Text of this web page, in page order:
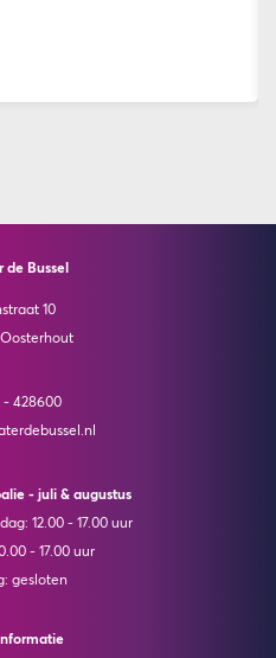
de Bussel
10
Oosterhout
- 428600
- juli & augustus
12.00 - 17.00 uur
- 17.00 uur
gesloten